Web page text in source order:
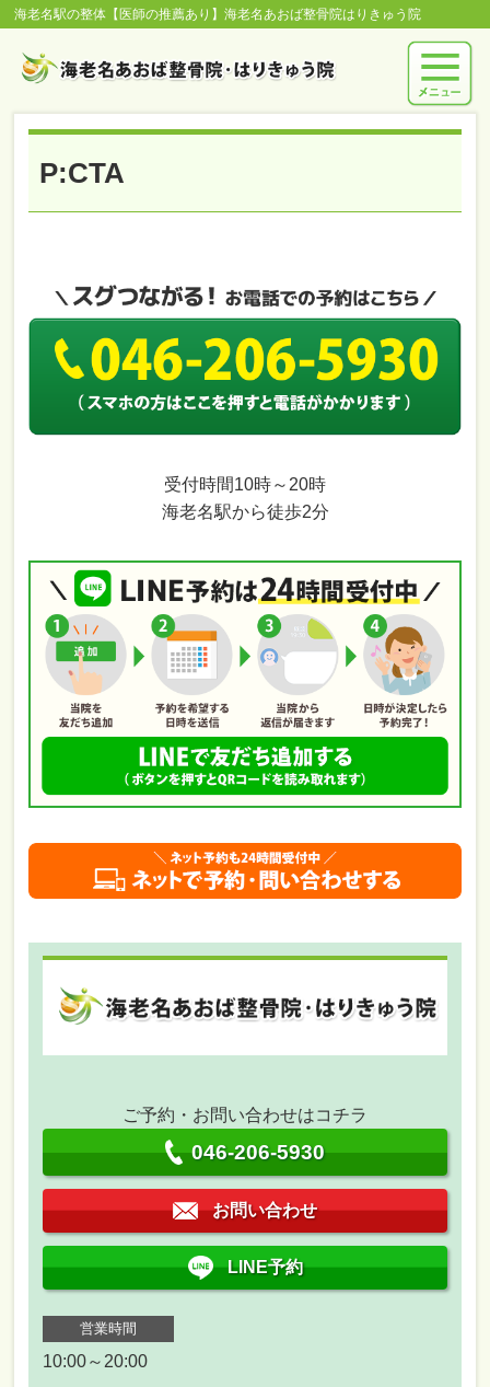
海老名駅の整体【医師の推薦あり】海老名あおば整骨院はりきゅう院
P:CTA
受付時間10時～20時
海老名駅から徒歩2分
ご予約・お問い合わせはコチラ
046-206-5930
お問い合わせ
LINE予約
営業時間
10:00～20:00